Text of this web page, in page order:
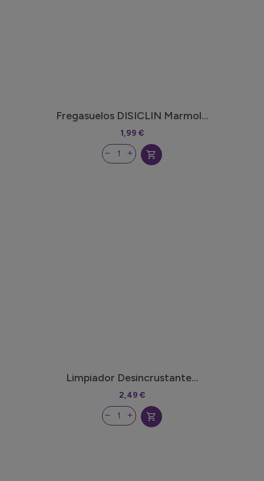
Fregasuelos DISICLIN Marmol...
1,99 €
shopping_cart
Limpiador Desincrustante...
2,49 €
shopping_cart